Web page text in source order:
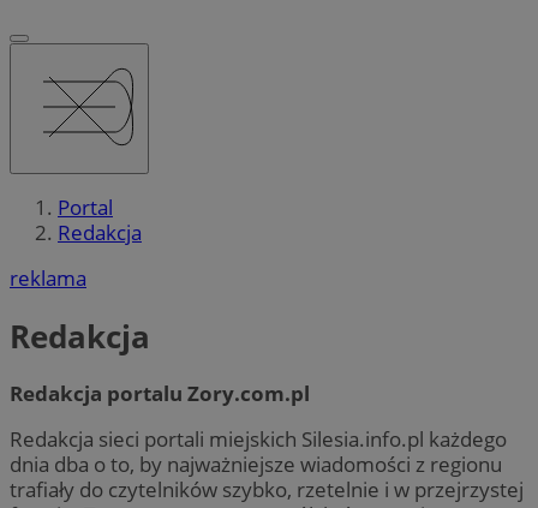
Portal
Redakcja
reklama
Redakcja
Redakcja portalu Zory.com.pl
Redakcja sieci portali miejskich Silesia.info.pl każdego
dnia dba o to, by najważniejsze wiadomości z regionu
trafiały do czytelników szybko, rzetelnie i w przejrzystej